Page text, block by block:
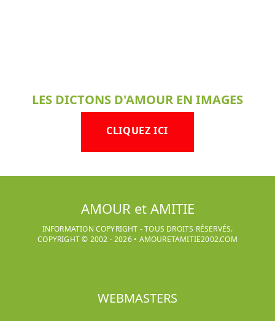
LES DICTONS D'AMOUR EN IMAGES
CLIQUEZ ICI
AMOUR et AMITIE
INFORMATION COPYRIGHT - TOUS DROITS RÉSERVÉS.
COPYRIGHT © 2002 -2026• AMOURETAMITIE2002.COM
WEBMASTERS